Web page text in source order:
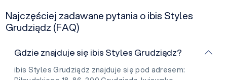
Najczęściej zadawane pytania o ibis Styles
Grudziądz (FAQ)
Gdzie znajduje się ibis Styles Grudziądz?
ibis Styles Grudziądz znajduje się pod adresem: